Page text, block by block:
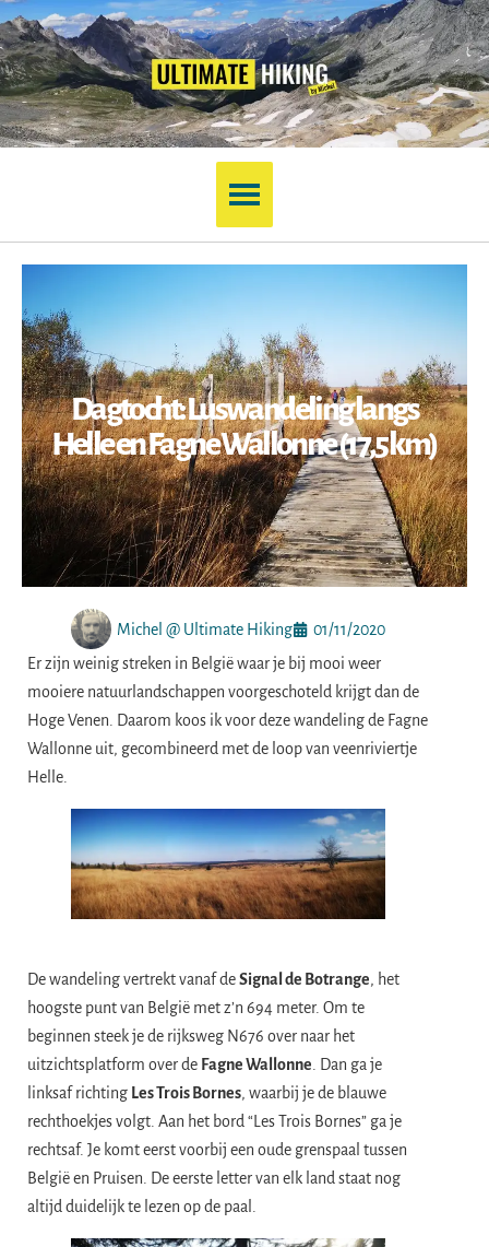
Dagtocht: Luswandeling langs
Helle en Fagne Wallonne (17,5 km)
Michel @ Ultimate Hiking
01/11/2020
Er zijn weinig streken in België waar je bij mooi weer
mooiere natuurlandschappen voorgeschoteld krijgt dan de
Hoge Venen. Daarom koos ik voor deze wandeling de Fagne
Wallonne uit, gecombineerd met de loop van veenriviertje
Helle.
De wandeling vertrekt vanaf deSignal de Botrange, het
hoogste punt van België met z’n 694 meter. Om te
beginnen steek je de rijksweg N676 over naar het
uitzichtsplatform over de Fagne Wallonne . Dan ga je
linksaf richting Les Trois Bornes, waarbij je de blauwe
rechthoekjes volgt. Aan het bord “Les Trois Bornes” ga je
rechtsaf. Je komt eerst voorbij een oude grenspaal tussen
België en Pruisen. De eerste letter van elk land staat nog
altijd duidelijk te lezen op de paal.